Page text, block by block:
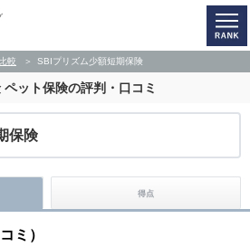
較 SBIプリズム少額短期保険
ペット保険の評判・口コミ
保険
得点
ミ）